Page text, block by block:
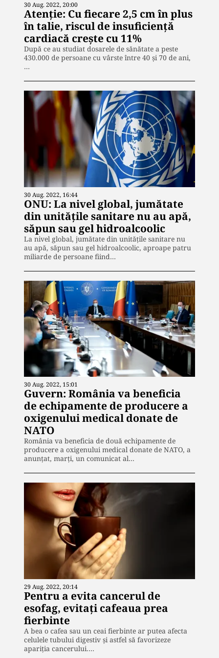
30 Aug. 2022, 20:00
Atenție: Cu fiecare 2,5 cm în plus
în talie, riscul de insuficiență
cardiacă crește cu 11%
După ce au studiat dosarele de sănătate a peste
430.000 de persoane cu vârste între 40 și 70 de ani,
…
30 Aug. 2022, 16:44
ONU: La nivel global, jumătate
din unitățile sanitare nu au apă,
săpun sau gel hidroalcoolic
La nivel global, jumătate din unitățile sanitare nu
au apă, săpun sau gel hidroalcoolic, aproape patru
miliarde de persoane fiind…
30 Aug. 2022, 15:01
Guvern: România va beneficia
de echipamente de producere a
oxigenului medical donate de
NATO
România va beneficia de două echipamente de
producere a oxigenului medical donate de NATO, a
anunţat, marţi, un comunicat al…
29 Aug. 2022, 20:14
Pentru a evita cancerul de
esofag, evitați cafeaua prea
fierbinte
A bea o cafea sau un ceai fierbinte ar putea afecta
celulele tubului digestiv și astfel să favorizeze
apariția cancerului.…